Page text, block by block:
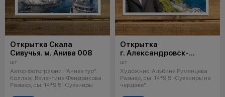
Открытка Скала
Сивучья. м. Анива 008
шт
Автор фотографии: "Анива тур".
Коллаж: Валентина Фендрикова
Размер, см: 14*9,5 "Сувениры
Открытка
г. Александровск-
Сахалинский. Три Брата.
Мыс Жонкиер 013
шт
Художник: Альбина Румянцева
Размер, см: 14*9,5 "Сувениры на
чердаке"